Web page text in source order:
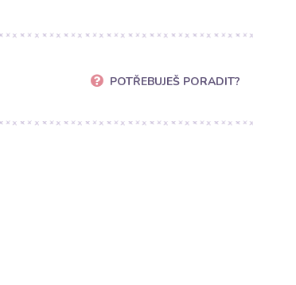
POTŘEBUJEŠ PORADIT?